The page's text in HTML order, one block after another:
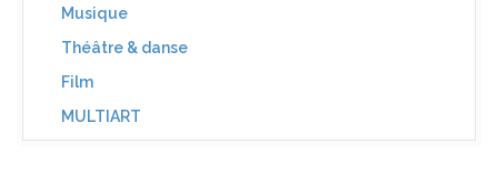
Musique
Théâtre & danse
Film
MULTIART